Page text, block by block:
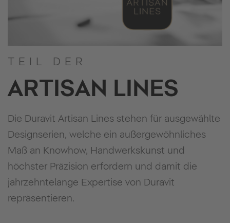
TEIL DER
ARTISAN LINES
Die Duravit Artisan Lines stehen für ausgewählte
Designserien, welche ein außergewöhnliches
Maß an Knowhow, Handwerkskunst und
höchster Präzision erfordern und damit die
jahrzehntelange Expertise von Duravit
repräsentieren.